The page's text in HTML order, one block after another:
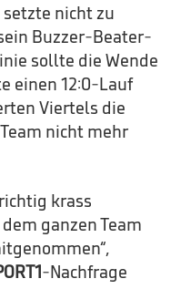
nicht zu
Buzzer-Beater-
sollte die Wende
einen 12:0-Lauf
Viertels die
nicht mehr
krass
ganzen Team
-Nachfrage